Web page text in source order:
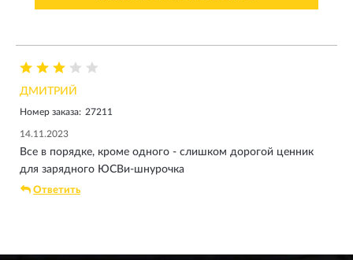
ДМИТРИЙ
Номер заказа: 27211
14.11.2023
Все в порядке, кроме одного - слишком дорогой ценник
для зарядного ЮСВи-шнурочка
Ответить